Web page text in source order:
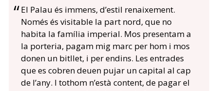
El Palau és immens, d’estil renaixement.
Només és visitable la part nord, que no
habita la família imperial. Mos presentam a
la porteria, pagam mig marc per hom i mos
donen un bitllet, i per endins. Les entrades
que es cobren deuen pujar un capital al cap
de l’any. I tothom n’està content, de pagar el